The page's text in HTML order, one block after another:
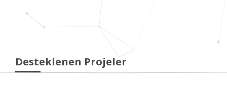
Desteklenen Projeler